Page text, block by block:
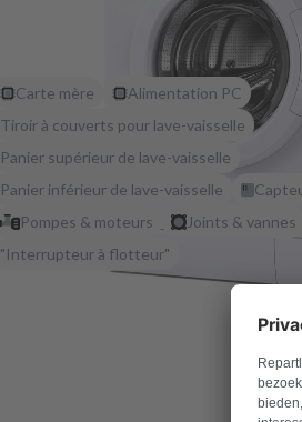
Carte mère
Alimentation PC
Tiroir à couverts pour lave-vaisselle
Panier supérieur de lave-vaisselle
Panier inférieur de lave-vaisselle
Pompes & moteurs
Joints & vannes
"Interrupteur à flotteur"